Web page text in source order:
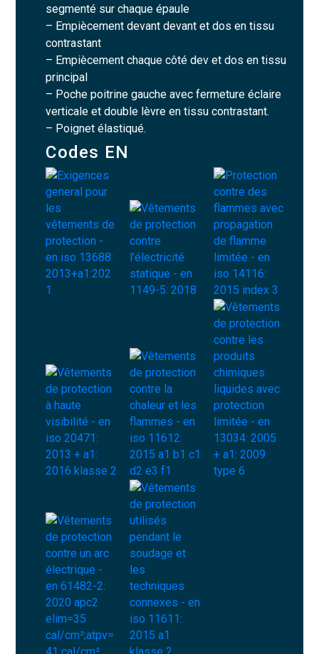
segmenté sur chaque épaule
– Empiècement devant devant et dos en tissu
contrastant
– Empiècement chaque côté dev et dos en tissu
principal
– Poche poitrine gauche avec fermeture éclaire
verticale et double lèvre en tissu contrastant.
– Poignet élastiqué.
Codes EN